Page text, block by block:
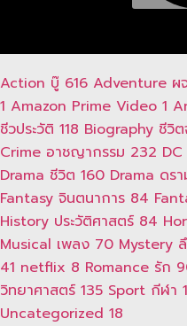
Action บู๊ 616 Adventure
1 Amazon Prime Video 1
ชีวประวัติ 118 Biography ชีวิต
Crime อาชญากรรม 232 DC
Drama ชีวิต 160 Drama ดรา
Fantasy จินตนาการ 84
History ประวัติศาสตร์ 84
Musical เพลง 70 Mystery
41 netflix 8 Romance รัก
วิทยาศาสตร์ 135 Sport กีฬา
Uncategorized 18